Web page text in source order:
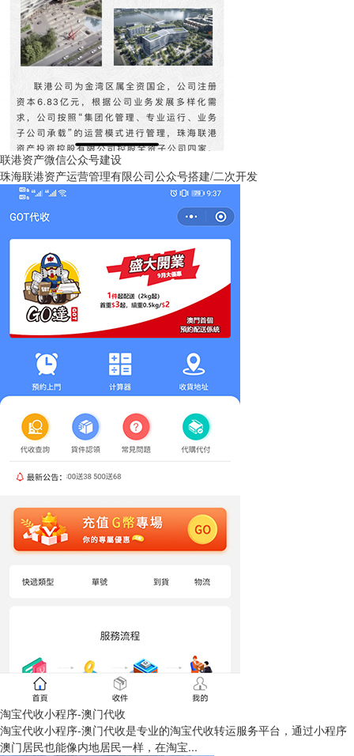
联港资产微信公众号建设
珠海联港资产运营管理有限公司公众号搭建/二次开发
淘宝代收小程序-澳门代收
淘宝代收小程序-澳门代收是专业的淘宝代收转运服务平台，通过小程序
澳门居民也能像内地居民一样，在淘宝...